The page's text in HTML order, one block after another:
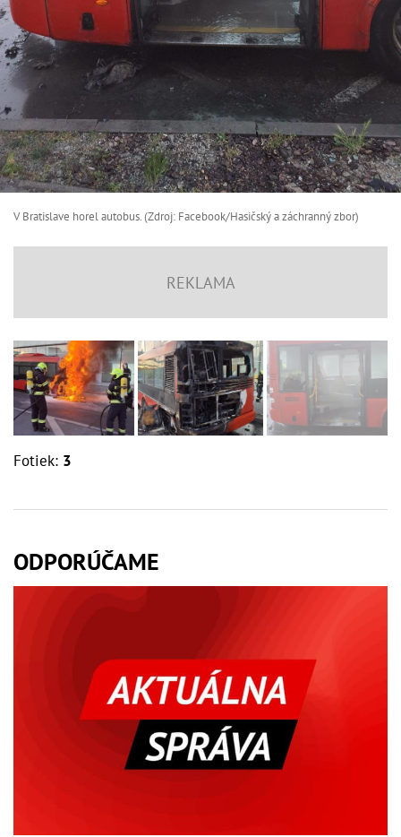
V Bratislave horel autobus. (Zdroj: Facebook/Hasičský a záchranný zbor )
Fotiek: 3
ODPORÚČAME